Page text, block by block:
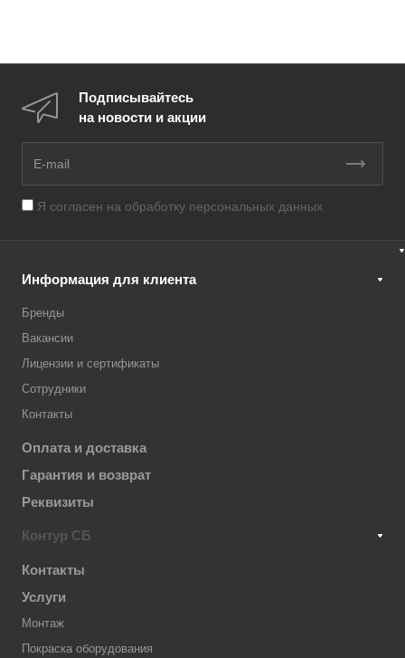
Подписывайтесь
на новости и акции
Я согласен на обработку персональных данных
Информация для клиента
Бренды
Вакансии
Лицензии и сертификаты
Сотрудники
Контакты
Оплата и доставка
Гарантия и возврат
Реквизиты
Контур СБ
Контакты
Услуги
Монтаж
Покраска оборудования